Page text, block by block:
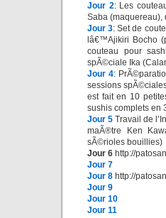
Jour 2: Les
Saba (maquereau),
Jour 3: Set de
lâ€™Ajikiri Bocho
couteau pour
spÃ©ciale Ika
Jour 4:
sessions
est fait en 10
sushis complets en
Jour 5 Travail de
maÃ®tre Ken
sÃ©rioles bouillies)
Jour 6 http://
Jour 7
Jour 8 http://
Jour 9
Jour 10
Jour 11